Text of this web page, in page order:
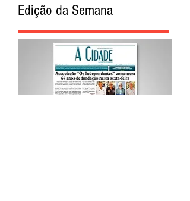
Edição da Semana